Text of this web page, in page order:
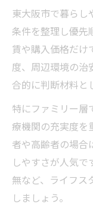
東大阪市で暮らし
条件を整理し優先
賃や購入価格だけ
度、周辺環境の治
合的に判断材料と
特にファミリー層
療機関の充実度を
者や高齢者の場合
しやすさが人気
無など、ライフス
しましょう。